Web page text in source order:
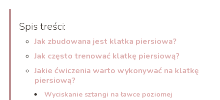
Spis treści:
Jak zbudowana jest klatka piersiowa?
Jak często trenować klatkę piersiową?
Jakie ćwiczenia warto wykonywać na klatkę
piersiową?
Wyciskanie sztangi na ławce poziomej